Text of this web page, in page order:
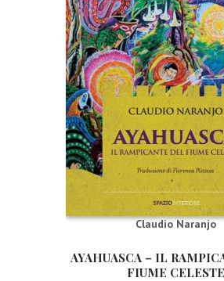
Claudio Naranjo
AYAHUASCA – IL
FIUME CELESTE